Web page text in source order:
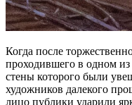
Когда после
проходившего в одном из
стены которого были
художников далекого
лицо публики ударили